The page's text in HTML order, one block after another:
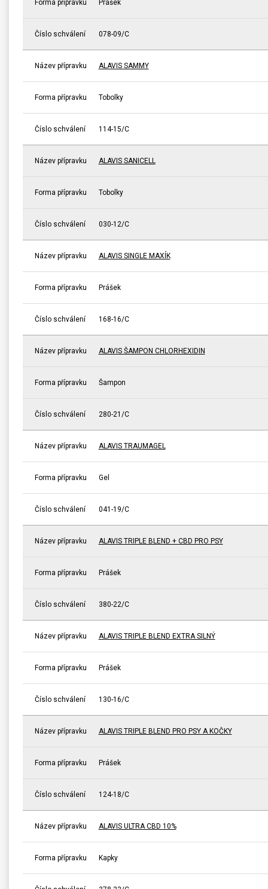
Forma přípravku Prášek
Číslo schválení 078-09/C
Název přípravku ALAVIS SAMMY
Forma přípravku Tobolky
Číslo schválení 114-15/C
Název přípravku ALAVIS SANICELL
Forma přípravku Tobolky
Číslo schválení 030-12/C
Název přípravku ALAVIS SINGLE MAXÍK
Forma přípravku Prášek
Číslo schválení 168-16/C
Název přípravku ALAVIS ŠAMPON CHLORHEXIDIN
Forma přípravku Šampon
Číslo schválení 280-21/C
Název přípravku ALAVIS TRAUMAGEL
Forma přípravku Gel
Číslo schválení 041-19/C
Název přípravku ALAVIS TRIPLE BLEND + CBD PRO PSY
Forma přípravku Prášek
Číslo schválení 380-22/C
Název přípravku ALAVIS TRIPLE BLEND EXTRA SILNÝ
Forma přípravku Prášek
Číslo schválení 130-16/C
Název přípravku ALAVIS TRIPLE BLEND PRO PSY A KOČKY
Forma přípravku Prášek
Číslo schválení 124-18/C
Název přípravku ALAVIS ULTRA CBD 10%
Forma přípravku Kapky